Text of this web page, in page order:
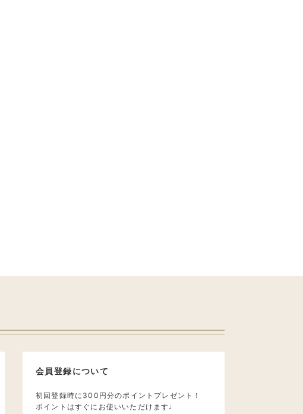
会員登録について
初回登録時に300円分のポイントプレゼント！
ポイントはすぐにお使いいただけます♩